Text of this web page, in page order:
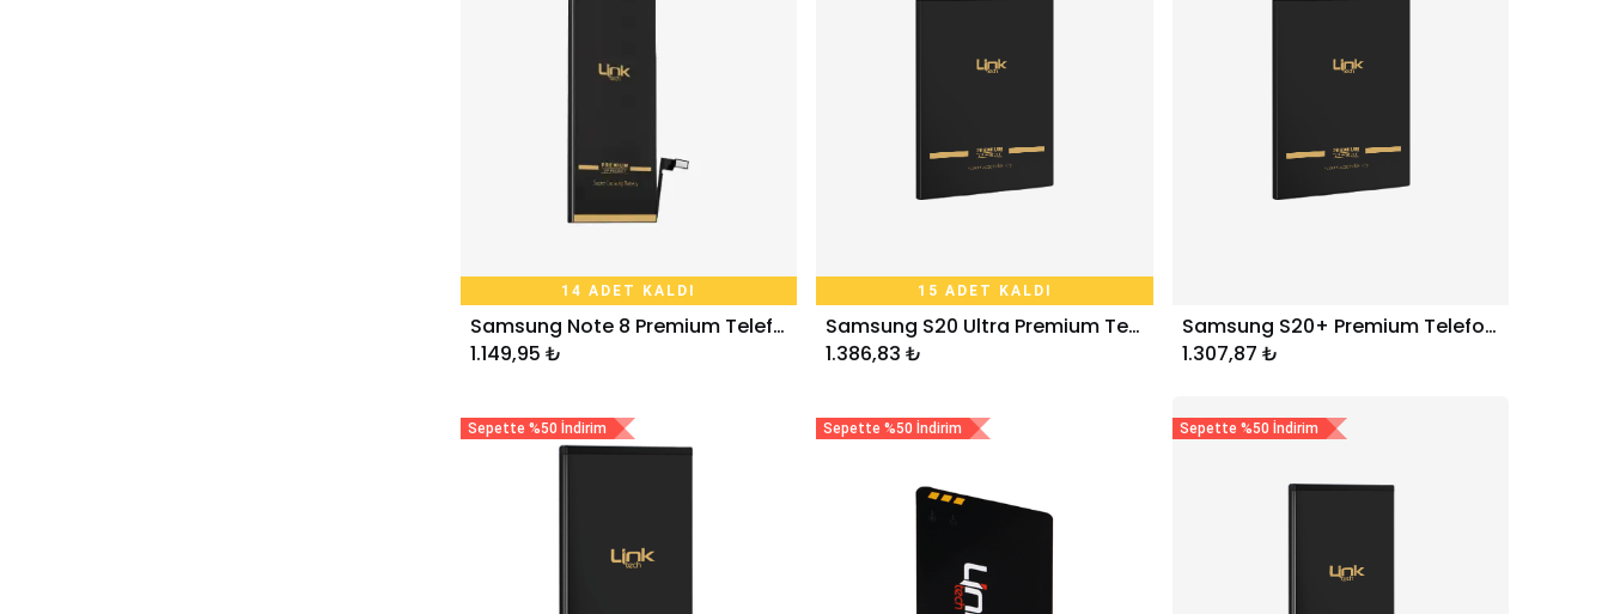
14 ADET KALDI
Sepete Ekle
Samsung Note 8 Premium Telefon Bataryası 3300 mAh
1.149,95 ₺
15 ADET KALDI
Sepete Ekle
Samsung S20 Ultra Premium Telefon Bataryası 5000 mAh EB-BG988ABY
1.386,83 ₺
Sepete Ekle
Samsung S20+ Premium Telefon Bataryası 4500 mAh EB-BG985ABY
1.307,87 ₺
Sepette %50 İndirim Sepette %50 İndirim Sepette %50 İndirim